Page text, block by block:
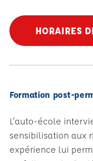
HORAIRES
Formation post-
L'auto-école
sensibilisation aux
expérience lui